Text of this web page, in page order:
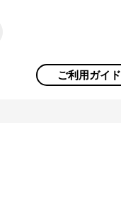
ご利用ガイド